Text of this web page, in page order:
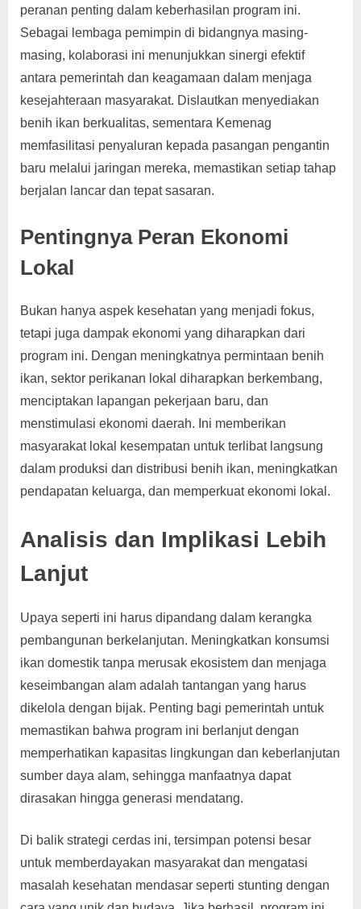
peranan penting dalam keberhasilan program ini.
Sebagai lembaga pemimpin di bidangnya masing-
masing, kolaborasi ini menunjukkan sinergi efektif
antara pemerintah dan keagamaan dalam menjaga
kesejahteraan masyarakat. Dislautkan menyediakan
benih ikan berkualitas, sementara Kemenag
memfasilitasi penyaluran kepada pasangan pengantin
baru melalui jaringan mereka, memastikan setiap tahap
berjalan lancar dan tepat sasaran.
Pentingnya Peran Ekonomi
Lokal
Bukan hanya aspek kesehatan yang menjadi fokus,
tetapi juga dampak ekonomi yang diharapkan dari
program ini. Dengan meningkatnya permintaan benih
ikan, sektor perikanan lokal diharapkan berkembang,
menciptakan lapangan pekerjaan baru, dan
menstimulasi ekonomi daerah. Ini memberikan
masyarakat lokal kesempatan untuk terlibat langsung
dalam produksi dan distribusi benih ikan, meningkatkan
pendapatan keluarga, dan memperkuat ekonomi lokal.
Analisis dan Implikasi Lebih
Lanjut
Upaya seperti ini harus dipandang dalam kerangka
pembangunan berkelanjutan. Meningkatkan konsumsi
ikan domestik tanpa merusak ekosistem dan menjaga
keseimbangan alam adalah tantangan yang harus
dikelola dengan bijak. Penting bagi pemerintah untuk
memastikan bahwa program ini berlanjut dengan
memperhatikan kapasitas lingkungan dan keberlanjutan
sumber daya alam, sehingga manfaatnya dapat
dirasakan hingga generasi mendatang.
Di balik strategi cerdas ini, tersimpan potensi besar
untuk memberdayakan masyarakat dan mengatasi
masalah kesehatan mendasar seperti stunting dengan